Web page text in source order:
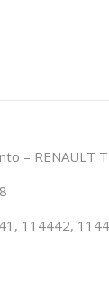
– RENAULT
114442,